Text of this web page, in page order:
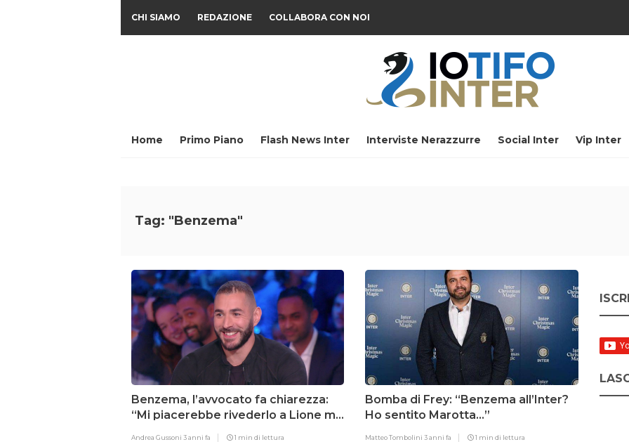
CHI SIAMO REDAZIONE COLLABORA CON NOI
Home Primo Piano Flash News Inter Interviste Nerazzurre Social Inter Vip Inter
Tag: "Benzema"
Benzema, l’avvocato fa chiarezza:
“Mi piacerebbe rivederlo a Lione ma
non mi ha detto niente”
Andrea Gussoni 3 anni fa 1 min di lettura
Bomba di Frey: “Benzema all’Inter?
Ho sentito Marotta…”
Matteo Tombolini3 anni fa 1 min di lettura